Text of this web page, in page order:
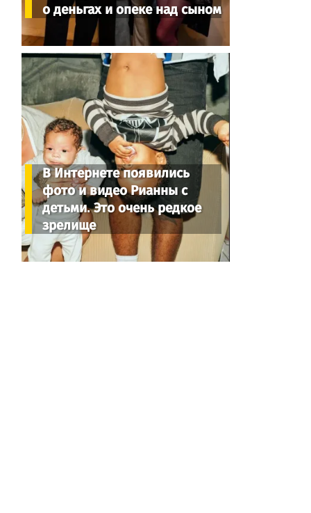
о деньгах и опеке над сыном
В Интернете появились
фото и видео Рианны с
детьми. Это очень редкое
зрелище